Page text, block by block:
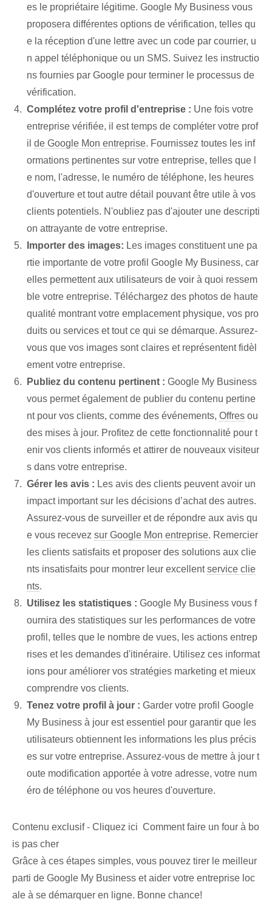
es le propriétaire légitime. Google My Business vous
proposera différentes options de vérification, telles qu
e la réception d'une lettre avec un code par courrier, u
n appel téléphonique ou un SMS. Suivez les instructio
ns fournies par Google pour terminer le processus de
vérification.
Complétez votre profil d'entreprise : Une fois votre
entreprise vérifiée, il est temps de compléter votre prof
il de Google Mon entreprise. Fournissez toutes les inf
ormations pertinentes sur votre entreprise, telles que l
e nom, l'adresse, le numéro de téléphone, les heures
d'ouverture et tout autre détail pouvant être utile à vos
clients potentiels. N'oubliez pas d'ajouter une descripti
on attrayante de votre entreprise.
Importer des images: Les images constituent une pa
rtie importante de votre profil Google My Business, car
elles permettent aux utilisateurs de voir à quoi ressem
ble votre entreprise. Téléchargez des photos de haute
qualité montrant votre emplacement physique, vos pro
duits ou services et tout ce qui se démarque. Assurez-
vous que vos images sont claires et représentent fidèl
ement votre entreprise.
Publiez du contenu pertinent : Google My Business
vous permet également de publier du contenu pertine
nt pour vos clients, comme des événements, Offres ou
des mises à jour. Profitez de cette fonctionnalité pour t
enir vos clients informés et attirer de nouveaux visiteur
s dans votre entreprise.
Gérer les avis : Les avis des clients peuvent avoir un
impact important sur les décisions d’achat des autres.
Assurez-vous de surveiller et de répondre aux avis qu
e vous recevez sur Google Mon entreprise. Remercier
les clients satisfaits et proposer des solutions aux clie
nts insatisfaits pour montrer leur excellentservice clie
nts.
Utilisez les statistiques : Google My Business vous f
ournira des statistiques sur les performances de votre
profil, telles que le nombre de vues, les actions entrep
rises et les demandes d'itinéraire. Utilisez ces informat
ions pour améliorer vos stratégies marketing et mieux
comprendre vos clients.
Tenez votre profil à jour : Garder votre profil Google
My Business à jour est essentiel pour garantir que les
utilisateurs obtiennent les informations les plus précis
es sur votre entreprise. Assurez-vous de mettre à jour t
oute modification apportée à votre adresse, votre num
éro de téléphone ou vos heures d'ouverture.
Contenu exclusif - Cliquez ici Comment faire un four à bo
is pas cher
Grâce à ces étapes simples, vous pouvez tirer le meilleur
parti de Google My Business et aider votre entreprise loc
ale à se démarquer en ligne. Bonne chance!